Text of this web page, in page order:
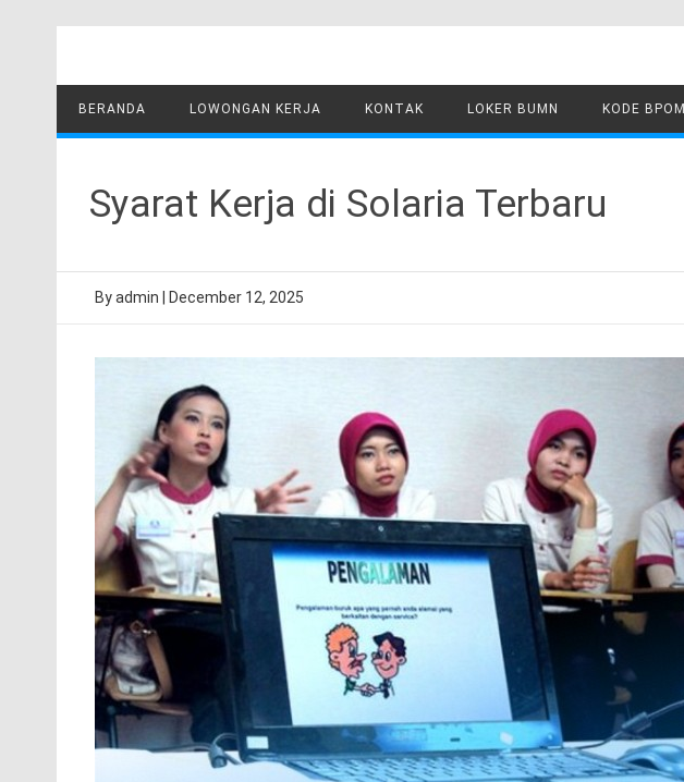
BERANDA LOWONGAN KERJA KONTAK LOKER BUMN KODE BPOM
Syarat Kerja di Solaria Terbaru
Byadmin December 12, 2025